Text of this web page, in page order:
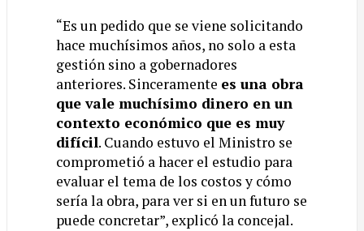
“Es un pedido que se viene solicitando
hace muchísimos años, no solo a esta
gestión sino a gobernadores
anteriores. Sinceramente es una obra
que vale muchísimo dinero en un
contexto económico que es muy
difícil. Cuando estuvo el Ministro se
comprometió a hacer el estudio para
evaluar el tema de los costos y cómo
sería la obra, para ver si en un futuro se
puede concretar”, explicó la concejal.